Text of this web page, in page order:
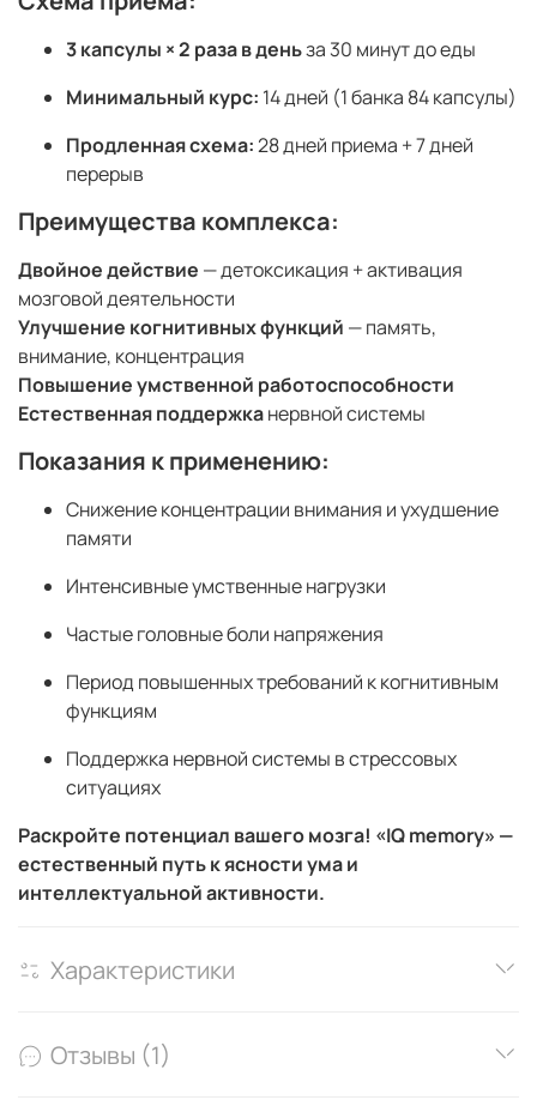
3 капсулы × 2 раза в деньза 30 минут до еды
Минимальный курс: 14 дней (1 банка 84 капсулы)
Продленная схема:28 дней приема + 7 дней
перерыв
Преимущества комплекса:
Двойное действие — детоксикация + активация
мозговой деятельности
Улучшение когнитивных функций — память,
внимание, концентрация
Повышение умственной работоспособности
Естественная поддержканервной системы
Показания к применению:
Снижение концентрации внимания и ухудшение
памяти
Интенсивные умственные нагрузки
Частые головные боли напряжения
Период повышенных требований к когнитивным
функциям
Поддержка нервной системы в стрессовых
ситуациях
Раскройте потенциал вашего мозга! «IQ memory» —
естественный путь к ясности ума и
интеллектуальной активности.
Характеристики
Отзывы (1)